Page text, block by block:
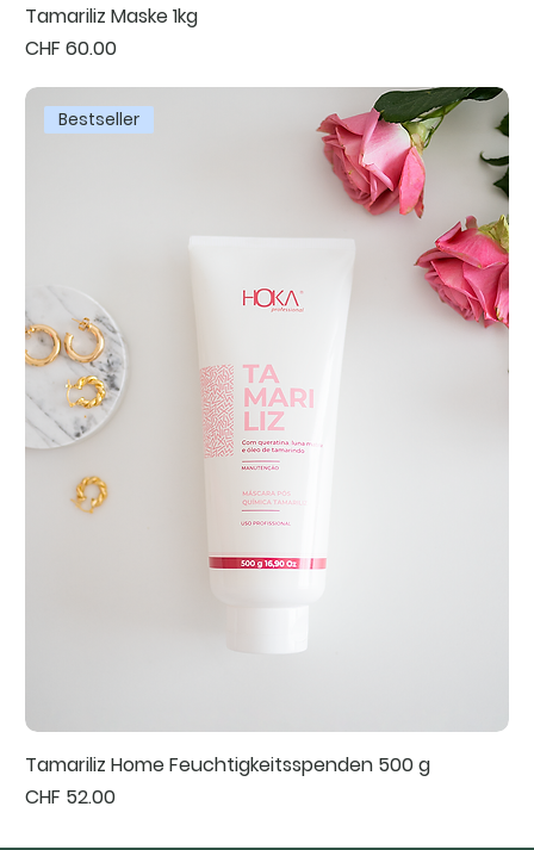
Tamariliz Maske 1kg
Preis
CHF 60.00
Bestseller
Tamariliz Home Feuchtigkeitsspenden 500 g
Preis
CHF 52.00